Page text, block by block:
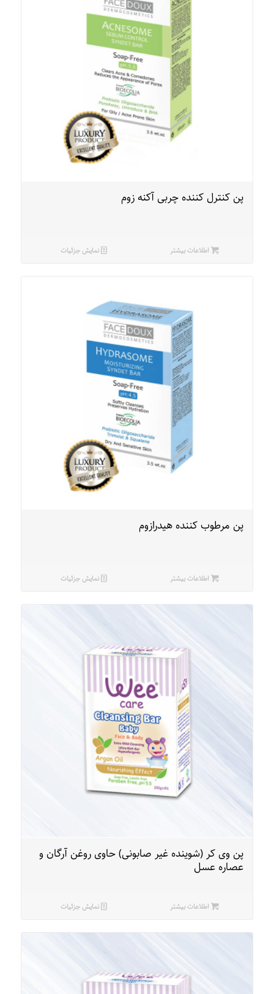
پن کنترل کننده چربی آکنه زوم
اطلاعات بیشتر نمایش جزئیات
پن مرطوب کننده هیدرازوم
اطلاعات بیشتر نمایش جزئیات
پن وی کر (شوینده غیر صابونی) حاوی روغن آرگان و
عصاره عسل
اطلاعات بیشتر نمایش جزئیات